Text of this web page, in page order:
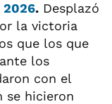
2026. Desplazó
la victoria
que los que
los
con el
se hicieron